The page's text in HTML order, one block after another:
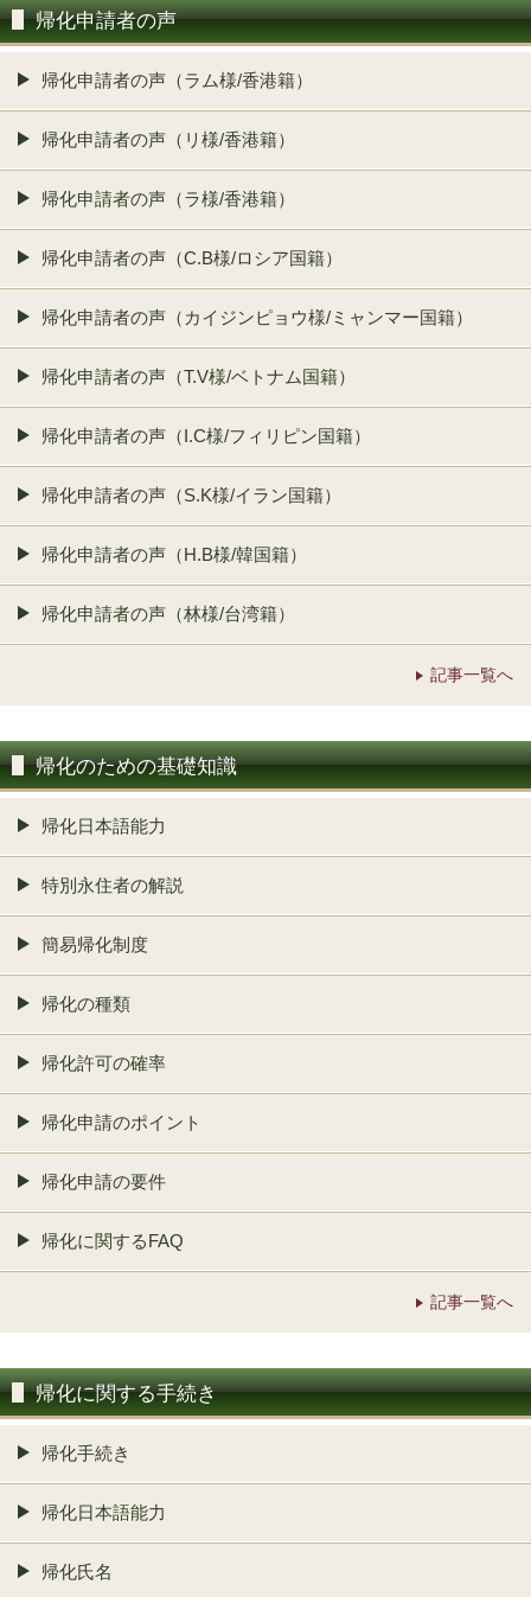
帰化申請者の声
帰化申請者の声（ラム様/香港籍）
帰化申請者の声（リ様/香港籍）
帰化申請者の声（ラ様/香港籍）
帰化申請者の声（C.B様/ロシア国籍）
帰化申請者の声（カイジンピョウ様/ミャンマー国籍）
帰化申請者の声（T.V様/ベトナム国籍）
帰化申請者の声（I.C様/フィリピン国籍）
帰化申請者の声（S.K様/イラン国籍）
帰化申請者の声（H.B様/韓国籍）
帰化申請者の声（林様/台湾籍）
記事一覧へ
帰化のための基礎知識
帰化日本語能力
特別永住者の解説
簡易帰化制度
帰化の種類
帰化許可の確率
帰化申請のポイント
帰化申請の要件
帰化に関するFAQ
記事一覧へ
帰化に関する手続き
帰化手続き
帰化日本語能力
帰化氏名